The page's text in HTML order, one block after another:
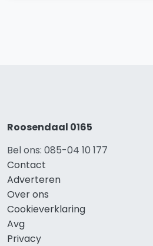
Roosendaal 0165
Bel ons: 085-04 10 177
Contact
Adverteren
Over ons
Cookieverklaring
Avg
Privacy